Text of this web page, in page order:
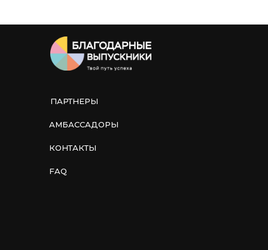
Школьники
получают то, что
нужно для их хобби,
деятельности.
8. ФИНАЛЬНЫЙ
ОТЧЕТ - честность
людям, которые
АМБАССАДОРЫ
FAQ
КОНТАКТЫ
ПАРТНЕРЫ